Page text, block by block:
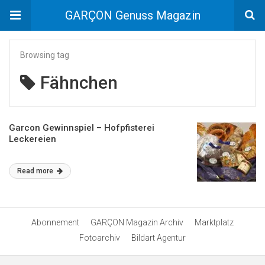
GARÇON Genuss Magazin
Browsing tag
Fähnchen
Garcon Gewinnspiel – Hofpfisterei
Leckereien
Read more
Abonnement GARÇON Magazin Archiv
Marktplatz
Fotoarchiv
Bildart Agentur